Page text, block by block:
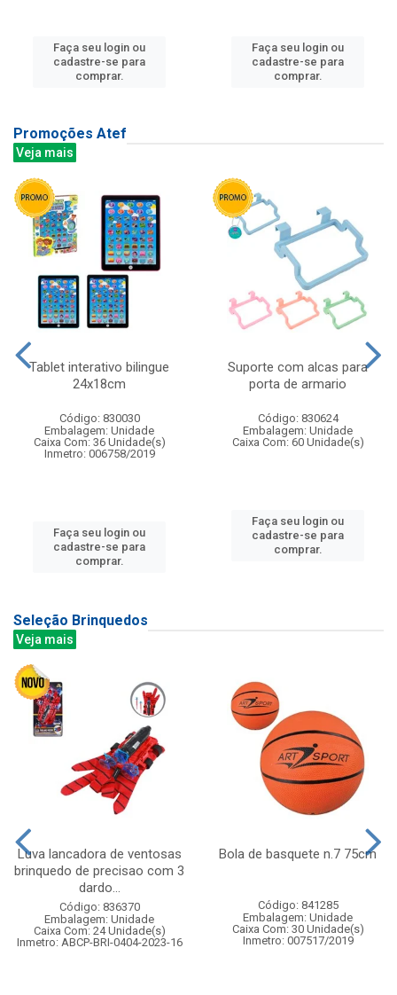
Faça seu login ou
cadastre-se para
comprar.
Faça seu login ou
cadastre-se para
comprar.
Promoções Atef
Veja mais
Tablet interativo bilingue
24x18cm
Código: 830030
Embalagem: Unidade
Caixa Com: 36 Unidade(s)
Inmetro: 006758/2019
Faça seu login ou
cadastre-se para
comprar.
Suporte com alcas para
porta de armario
Código: 830624
Embalagem: Unidade
Caixa Com: 60 Unidade(s)
Faça seu login ou
cadastre-se para
comprar.
Seleção Brinquedos
Veja mais
Luva lancadora de ventosas
brinquedo de precisao com 3
dardo...
Código: 836370
Embalagem: Unidade
Caixa Com: 24 Unidade(s)
Inmetro: ABCP-BRI-0404-2023-16
Bola de basquete n.7 75cm
Código: 841285
Embalagem: Unidade
Caixa Com: 30 Unidade(s)
Inmetro: 007517/2019